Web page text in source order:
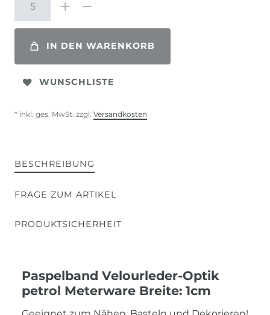
IN DEN WARENKORB
WUNSCHLISTE
* inkl. ges. MwSt. zzgl. Versandkosten
BESCHREIBUNG
FRAGE ZUM ARTIKEL
PRODUKTSICHERHEIT
Paspelband Velourleder-Optik
petrol Meterware Breite: 1cm